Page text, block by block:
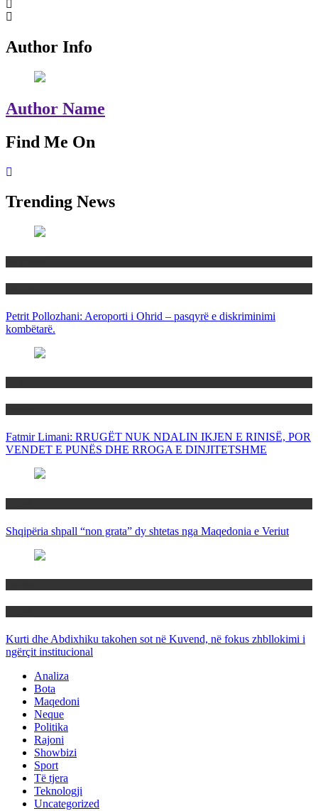
Author Info
Author Name
Find Me On
Trending News
Petrit Pollozhani: Aeroporti i Ohrid – pasqyrë e diskriminimi
kombëtarë.
Fatmir Limani: RRUGËT NUK NDALIN IKJEN E RINISË, POR
VENDET E PUNËS DHE RROGA E DINJITETSHME
Shqipëria shpall “non grata” dy shtetas nga Maqedonia e Veriut
Kurti dhe Abdixhiku takohen sot në Kuvend, në fokus zhbllokimi i
ngërçit institucional
Analiza
Bota
Maqedoni
Neque
Politika
Rajoni
Showbizi
Sport
Të tjera
Teknologji
Uncategorized